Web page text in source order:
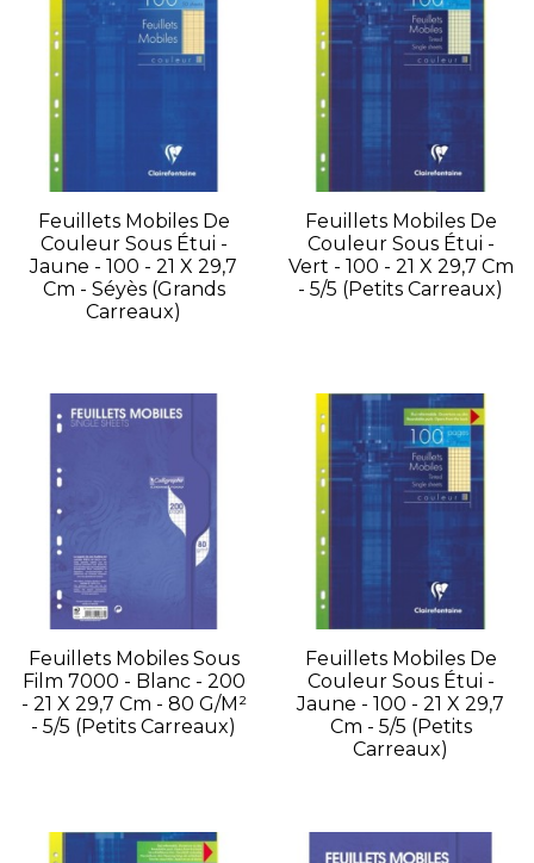
Feuillets Mobiles De
Couleur Sous Étui -
Jaune - 100 - 21 X 29,7
Cm - Séyès (grands
Carreaux)
Feuillets Mobiles De
Couleur Sous Étui -
Vert - 100 - 21 X 29,7 Cm
- 5/5 (petits Carreaux)
Feuillets Mobiles Sous
Film 7000 - Blanc - 200
- 21 X 29,7 Cm - 80 G/m²
- 5/5 (petits Carreaux)
Feuillets Mobiles De
Couleur Sous Étui -
Jaune - 100 - 21 X 29,7
Cm - 5/5 (petits
Carreaux)